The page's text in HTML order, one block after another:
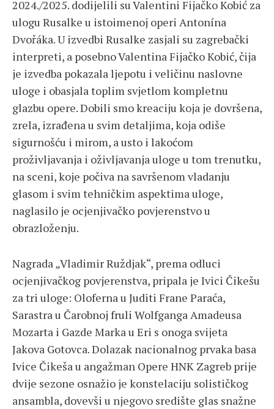
2024./2025. dodijelili su Valentini Fijačko Kobić za
ulogu Rusalke u istoimenoj operi Antonína
Dvořáka. U izvedbi Rusalke zasjali su zagrebački
interpreti, a posebno Valentina Fijačko Kobić, čija
je izvedba pokazala ljepotu i veličinu naslovne
uloge i obasjala toplim svjetlom kompletnu
glazbu opere. Dobili smo kreaciju koja je dovršena,
zrela, izrađena u svim detaljima, koja odiše
sigurnošću i mirom, a usto i lakoćom
proživljavanja i oživljavanja uloge u tom trenutku,
na sceni, koje počiva na savršenom vladanju
glasom i svim tehničkim aspektima uloge,
naglasilo je ocjenjivačko povjerenstvo u
obrazloženju.
Nagrada „Vladimir Ruždjak“, prema odluci
ocjenjivačkog povjerenstva, pripala je Ivici Čikešu
za tri uloge: Oloferna u Juditi Frane Paraća,
Sarastra u Čarobnoj fruli Wolfganga Amadeusa
Mozarta i Gazde Marka u Eri s onoga svijeta
Jakova Gotovca. Dolazak nacionalnog prvaka basa
Ivice Čikeša u angažman Opere HNK Zagreb prije
dvije sezone osnažio je konstelaciju solističkog
ansambla, dovevši u njegovo središte glas snažne